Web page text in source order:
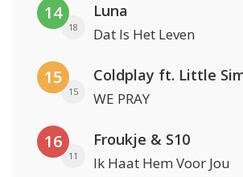
14
18
Luna
Dat Is Het Leven
15
15 WE PRAY
16
11
Froukje & S10
Ik Haat Hem Voor Jou